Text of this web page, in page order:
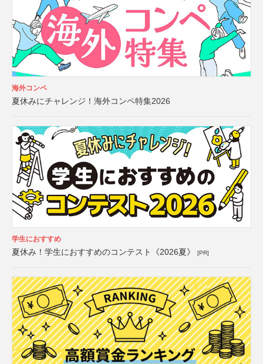
海外コンペ
夏休みにチャレンジ！海外コンペ特集2026
学生におすすめ
夏休み！学生におすすめのコンテスト《2026夏》 [PR]